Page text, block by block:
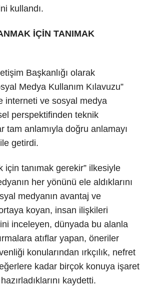
kullandı.
İÇİN TANIMAK
Başkanlığı olarak
Medya Kullanım Kılavuzu”
interneti ve sosyal medya
perspektifinden teknik
tam anlamıyla doğru anlamayı
getirdi.
için tanımak gerekir” ilkesiyle
her yönünü ele aldıklarını
medyanın avantaj ve
koyan, insan ilişkileri
inceleyen, dünyada bu alanla
atıflar yapan, öneriler
konularından ırkçılık, nefret
kadar birçok konuya işaret
kaydetti.